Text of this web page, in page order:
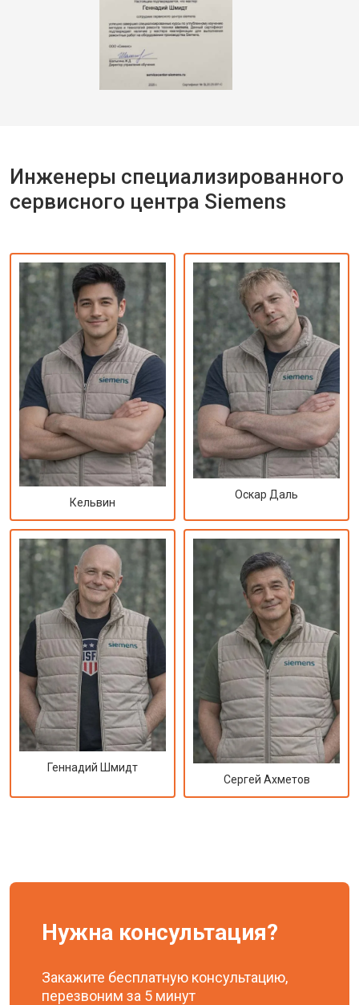
Инженеры специализированного
сервисного центра Siemens
Кельвин
Оскар Даль
Геннадий Шмидт
Сергей Ахметов
Нужна консультация?
Закажите бесплатную консультацию,
перезвоним за 5 минут